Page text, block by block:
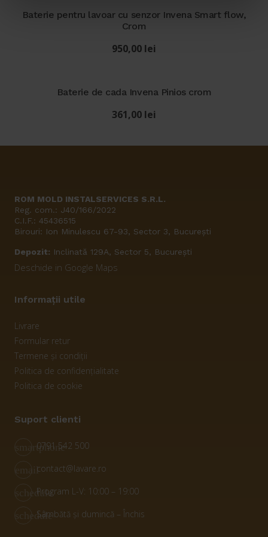
Baterie pentru lavoar cu senzor Invena Smart flow,
Crom
950,00 lei
Baterie de cada Invena Pinios crom
361,00 lei
ROM MOLD INSTALSERVICES S.R.L.
Reg. com.: J40/166/2022
C.I.F.: 45436515
Birouri: Ion Minulescu 67-93, Sector 3, București
Depozit: Inclinată 129A, Sector 5, București
Deschide in Google Maps
Informații utile
Livrare
Formular retur
Termene și condiții
Politica de confidențialitate
Politica de cookie
Suport clienti
smartphone
0791 542 500
emailcontact@lavare.ro
scheduleProgram L-V: 10:00 – 19:00
scheduleSâmbătă și dumincă – Închis